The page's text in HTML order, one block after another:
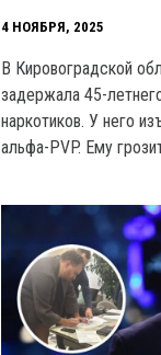
4 НОЯБРЯ, 2025
В Кировоградской
задержала 45-
наркотиков. У него
альфа-PVP. Ему